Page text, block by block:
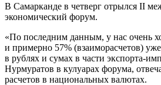
В Самарканде в четверг отрылся II
экономический форум.
«По последним данным, у нас очень
и примерно 57% (взаиморасчетов)
в рублях и сумах в части экспорта-
Нурмуратов в кулуарах форума,
расчетов в национальных валютах.